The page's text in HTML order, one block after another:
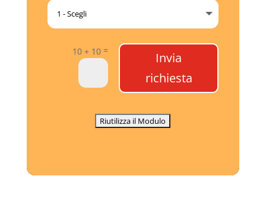
10 + 10=
Invia
richiesta